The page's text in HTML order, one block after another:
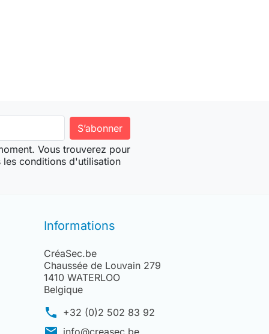
Vous trouverez pour
conditions d'utilisation
Informations
CréaSec.be
Chaussée de Louvain 279
1410 WATERLOO
Belgique
phone +32 (0)2 502 83 92